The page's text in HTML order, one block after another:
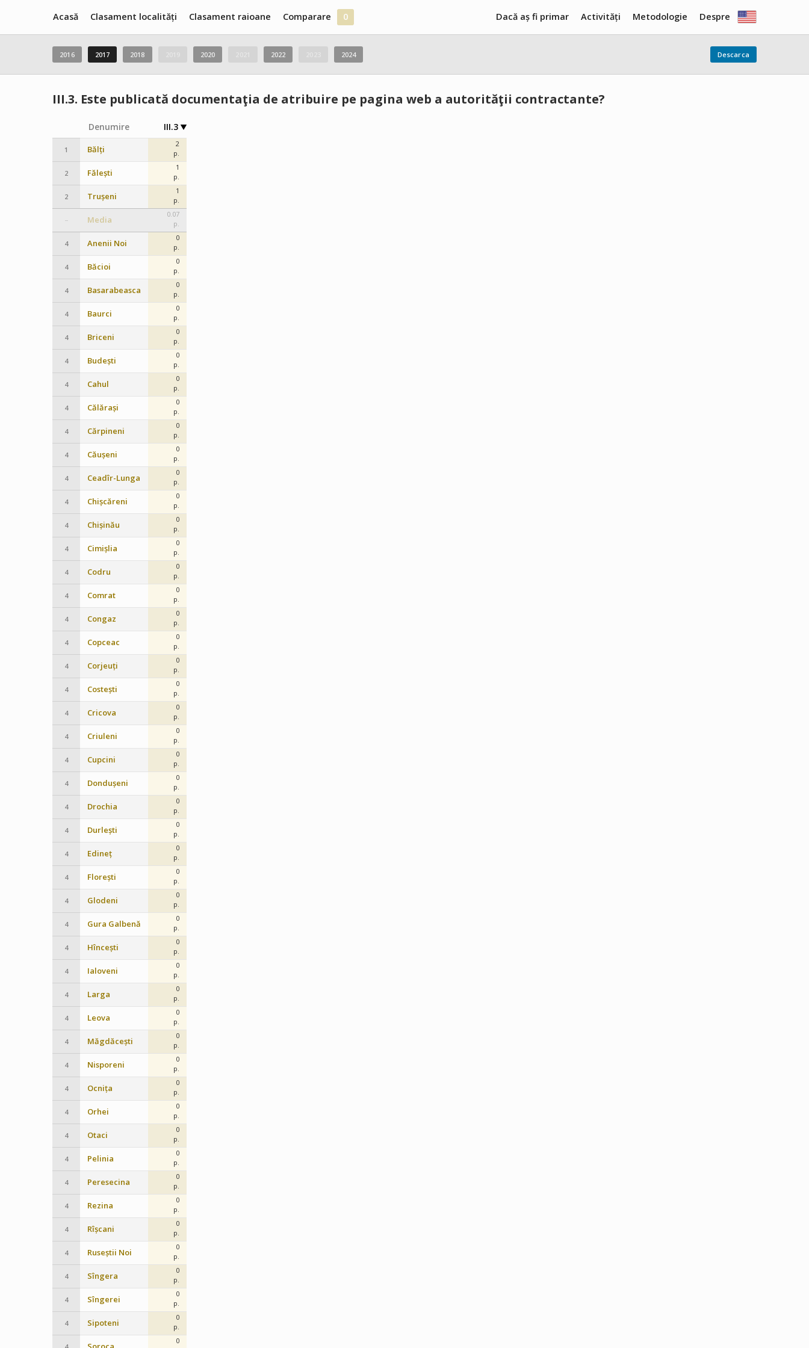
Acasă Despre
Clasament localități Metodologie
Clasament raioane Activități
Comparare 0 Dacă aș fi primar
2016 2017 2018 2020 2022 2024 Descarca
III.3. Este publicată documentaţia de atribuire pe pagina web a autorităţii contractante?
Denumire III.3
1 Bălți
2
p.
2 Fălești
1
p.
2 Trușeni
1
p.
– Media
0.07
p.
4 Anenii Noi
0
p.
4 Băcioi
0
p.
4 Basarabeasca
0
p.
4 Baurci
0
p.
4 Briceni
0
p.
4 Budești
0
p.
4 Cahul
0
p.
4 Călărași
0
p.
4 Cărpineni
0
p.
4 Căușeni
0
p.
4 Ceadîr-Lunga
0
p.
4 Chișcăreni
0
p.
4 Chișinău
0
p.
4 Cimișlia
0
p.
4 Codru
0
p.
4 Comrat
0
p.
4 Congaz
0
p.
4 Copceac
0
p.
4 Corjeuți
0
p.
4 Costești
0
p.
4 Cricova
0
p.
4 Criuleni
0
p.
4 Cupcini
0
p.
4 Dondușeni
0
p.
4 Drochia
0
p.
4 Durlești
0
p.
4 Edineț
0
p.
4 Florești
0
p.
4 Glodeni
0
p.
4 Gura Galbenă
0
p.
4 Hîncești
0
p.
4 Ialoveni
0
p.
4 Larga
0
p.
4 Leova
0
p.
4 Măgdăcești
0
p.
4 Nisporeni
0
p.
4 Ocnița
0
p.
4 Orhei
0
p.
4 Otaci
0
p.
4 Pelinia
0
p.
4 Peresecina
0
p.
4 Rezina
0
p.
4 Rîșcani
0
p.
4 Ruseștii Noi
0
p.
4 Sîngera
0
p.
4 Sîngerei
0
p.
4 Sipoteni
0
p.
0